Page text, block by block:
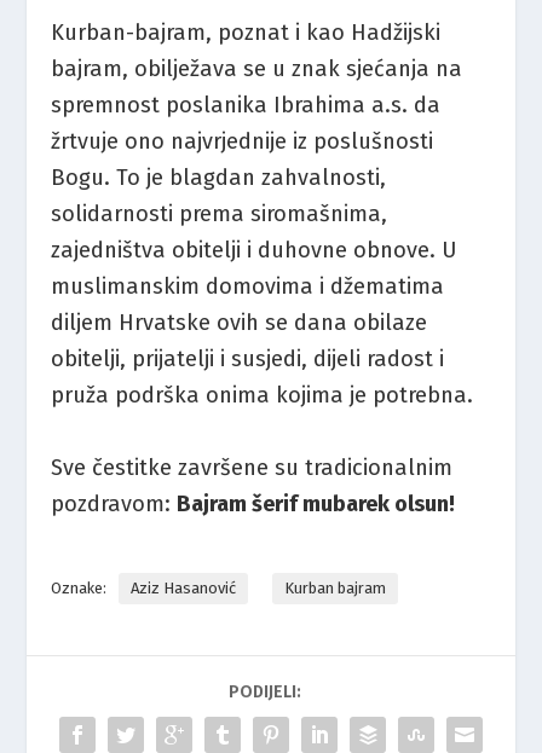
Kurban-bajram, poznat i kao Hadžijski
bajram, obilježava se u znak sjećanja na
spremnost poslanika Ibrahima a.s. da
žrtvuje ono najvrjednije iz poslušnosti
Bogu. To je blagdan zahvalnosti,
solidarnosti prema siromašnima,
zajedništva obitelji i duhovne obnove. U
muslimanskim domovima i džematima
diljem Hrvatske ovih se dana obilaze
obitelji, prijatelji i susjedi, dijeli radost i
pruža podrška onima kojima je potrebna.
Sve čestitke završene su tradicionalnim
pozdravom: Bajram šerif mubarek olsun!
Oznake: Aziz Hasanović Kurban bajram
PODIJELI: